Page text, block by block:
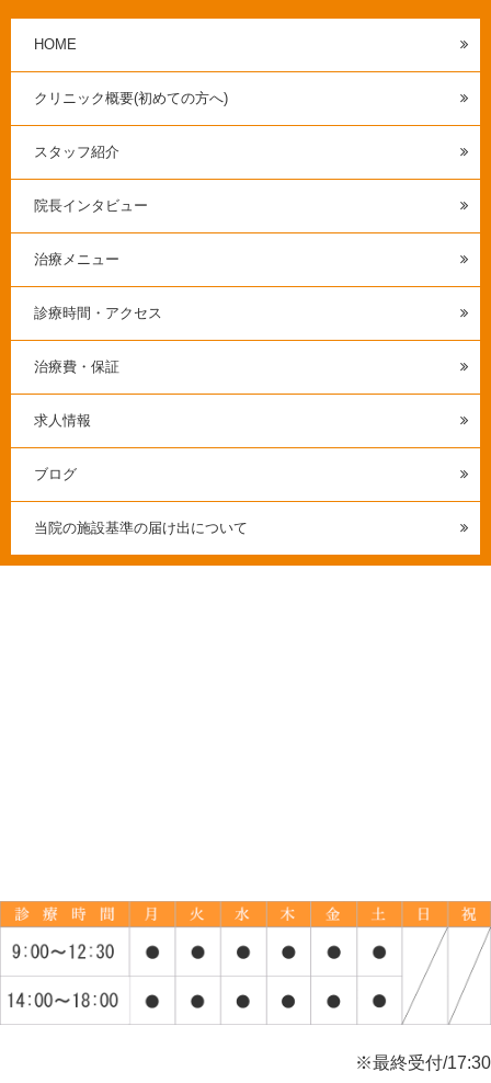
HOME
クリニック概要(初めての方へ)
スタッフ紹介
院長インタビュー
治療メニュー
診療時間・アクセス
治療費・保証
求人情報
ブログ
当院の施設基準の届け出について
※最終受付/17:30